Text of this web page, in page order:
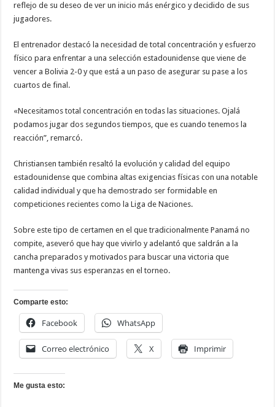
reflejo de su deseo de ver un inicio más enérgico y decidido de sus
jugadores.
El entrenador destacó la necesidad de total concentración y esfuerzo
físico para enfrentar a una selección estadounidense que viene de
vencer a Bolivia 2-0 y que está a un paso de asegurar su pase a los
cuartos de final.
«Necesitamos total concentración en todas las situaciones. Ojalá
podamos jugar dos segundos tiempos, que es cuando tenemos la
reacción”, remarcó.
Christiansen también resaltó la evolución y calidad del equipo
estadounidense que combina altas exigencias físicas con una notable
calidad individual y que ha demostrado ser formidable en
competiciones recientes como la Liga de Naciones.
Sobre este tipo de certamen en el que tradicionalmente Panamá no
compite, aseveró que hay que vivirlo y adelantó que saldrán a la
cancha preparados y motivados para buscar una victoria que
mantenga vivas sus esperanzas en el torneo.
Comparte esto:
Facebook WhatsApp
Correo electrónico X Imprimir
Me gusta esto: